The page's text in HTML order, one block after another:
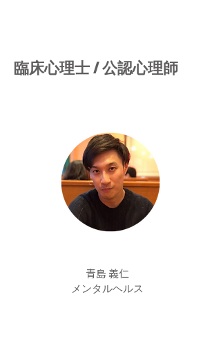
臨床心理士 ​/ 公認心理師
青島 義仁
メンタルヘルス